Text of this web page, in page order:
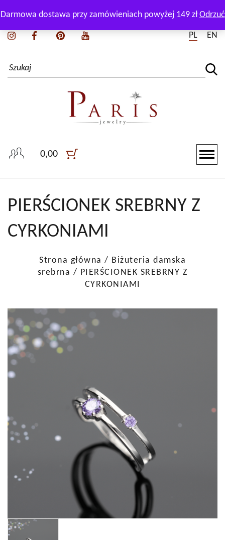
PL EN
0,00
PIERŚCIONEK SREBRNY Z
CYRKONIAMI
Strona główna / Biżuteria damska
srebrna / PIERŚCIONEK SREBRNY Z
CYRKONIAMI
Zadzwoń i zapytaj naszego doradcę:+48 511 165 550
Darmowa dostawa przy zamówieniach powyżej 149 złOdrzuć